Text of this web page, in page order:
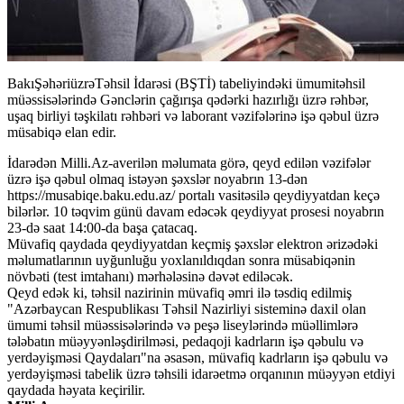
BakıŞəhəriüzrəTəhsil İdarəsi (BŞTİ) tabeliyindəki ümumitəhsil
müəssisələrində Gənclərin çağırışa qədərki hazırlığı üzrə rəhbər,
uşaq birliyi təşkilatı rəhbəri və laborant vəzifələrinə işə qəbul üzrə
müsabiqə elan edir.
İdarədən Milli.Az-averilən məlumata görə, qeyd edilən vəzifələr
üzrə işə qəbul olmaq istəyən şəxslər noyabrın 13-dən
https://musabiqe.baku.edu.az/ portalı vasitəsilə qeydiyyatdan keçə
bilərlər. 10 təqvim günü davam edəcək qeydiyyat prosesi noyabrın
23-də saat 14:00-da başa çatacaq.
Müvafiq qaydada qeydiyyatdan keçmiş şəxslər elektron ərizədəki
məlumatlarının uyğunluğu yoxlanıldıqdan sonra müsabiqənin
növbəti (test imtahanı) mərhələsinə dəvət ediləcək.
Qeyd edək ki, təhsil nazirinin müvafiq əmri ilə təsdiq edilmiş
"Azərbaycan Respublikası Təhsil Nazirliyi sisteminə daxil olan
ümumi təhsil müəssisələrində və peşə liseylərində müəllimlərə
tələbatın müəyyənləşdirilməsi, pedaqoji kadrların işə qəbulu və
yerdəyişməsi Qaydaları"na əsasən, müvafiq kadrların işə qəbulu və
yerdəyişməsi tabelik üzrə təhsili idarəetmə orqanının müəyyən etdiyi
qaydada həyata keçirilir.